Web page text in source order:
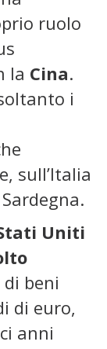
ruolo
la Cina.
i
sull’Italia
Uniti
beni
di euro,
anni